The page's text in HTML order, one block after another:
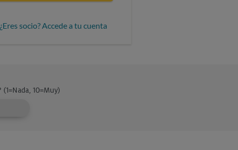
¿Eres socio? Accede a tu cuenta